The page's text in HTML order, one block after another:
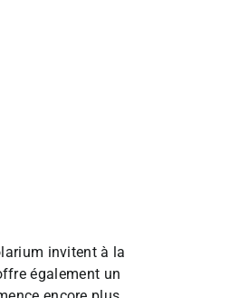
invitent à la
également un